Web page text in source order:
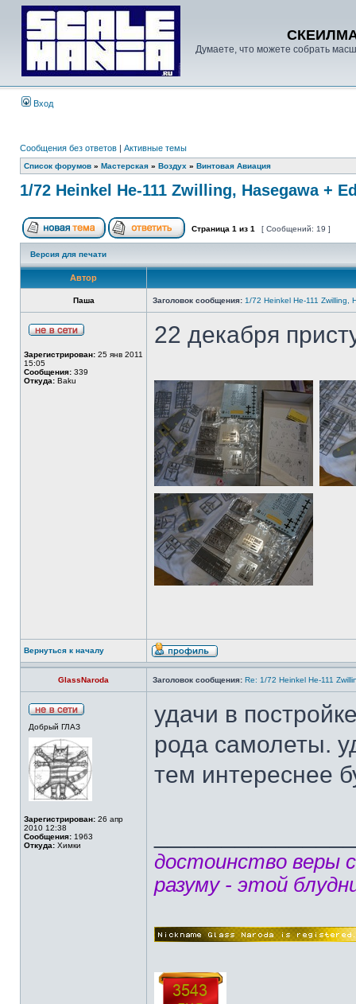
Думаете, что можете собрать
Вход
Сообщения без ответов | Активные темы
Список форумов » Мастерская » Воздух » Винтовая Авиация
1/72 Heinkel He-111 Zwilling, Hasegawa +
Страница 1 из 1 [ Сообщений: 19 ]
Версия для печати
Автор
Паша Заголовок сообщения: 1/72 Heinkel He-111 Zwilling,
Зарегистрирован: 25 янв 2011
15:05
Сообщения: 339
Откуда: Baku
22 декабря
Вернуться к началу
GlassNaroda Заголовок сообщения: Re: 1/72 Heinkel He-111
Добрый ГЛАЗ
Зарегистрирован: 26 апр
2010 12:38
Сообщения: 1963
Откуда: Химки
удачи в
рода самолеты.
тем интереснее
достоинство веры
разуму - этой